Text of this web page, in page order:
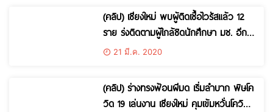
(คลิป) เชียงใหม่ พบผู้ติดเชื้อไวรัสแล้ว 12
ราย ร่งติดตามผู้ใกล้ชิดนักศึกษา มช. อีก
12 ราย
21 มี.ค. 2020
(คลิป) ร่างทรงฟ้อนผีมด เริ่มลำบาก พิษโค
วิด 19 เล่นงาน เชียงใหม่ คุมเข้มหวั่นโควิด